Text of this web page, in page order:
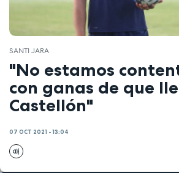
SANTI JARA
"No estamos
con ganas de que
Castellón"
07 OCT 2021 - 13:04